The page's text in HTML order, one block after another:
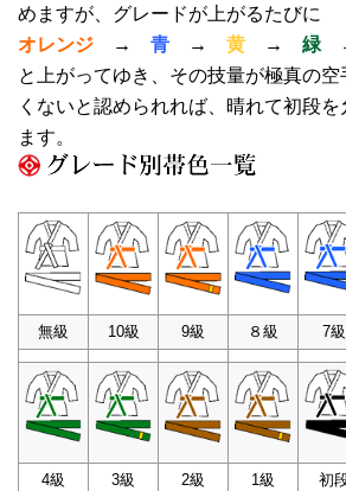
めますが、グレードが上がるたびに
オレンジ → 青 → 黄 → 緑
と上がってゆき、その技量が極真の
くないと認められれば、晴れて初段を
ます。
無級 10級 9級 ８級 7級
4級 3級 2級 1級 初